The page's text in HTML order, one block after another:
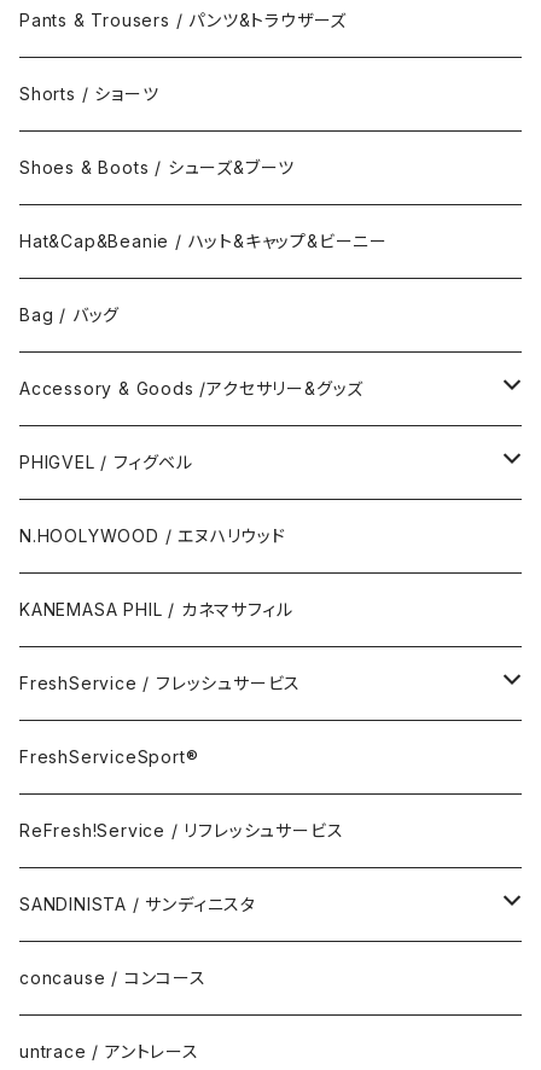
Collar Short Shirt / 襟付き半袖シャツ
Polo Long Shirt / 長袖ポロシャツ
Polo Short Shirt / 半袖ポロシャツ
Long Sleeve Tee / 長袖Tシャツ
Short Sleeve Tee / 半袖Tシャツ
Turtle Neck Sweat/タートルネックスウェット
Hood Sweat / フードスウェット
Pants & Trousers / パンツ&トラウザーズ
Shorts / ショーツ
Shoes & Boots / シューズ&ブーツ
Hat&Cap&Beanie / ハット&キャップ&ビーニー
Bag / バッグ
Accessory & Goods /アクセサリー&グッズ
Wallet & Coincase
Card Case
Key Hook
Room Spray
Accessory
Eyewear
PHIGVEL / フィグベル
The Permanent / パーマネント
N.HOOLYWOOD / エヌハリウッド
KANEMASA PHIL / カネマサフィル
FreshService / フレッシュサービス
FreshServiceSport®
ReFresh!Service / リフレッシュサービス
FreshServiceSport®
ReFresh!Service / リフレッシュサービス
SANDINISTA / サンディニスタ
DAILY STANDARD
concause / コンコース
untrace / アントレース